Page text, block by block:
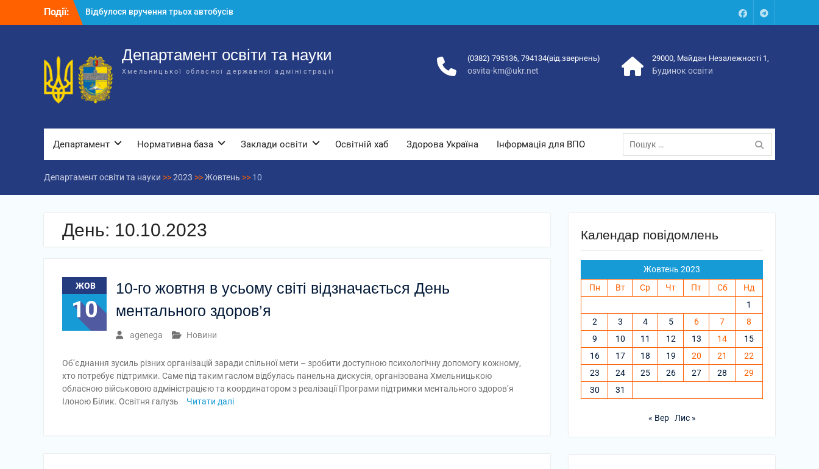
Події:
Відбулося вручення трьох автобусів
для потреб закладів освіти
Департаменту освіти та науки обласної
державної адміністрації
Відбулась обласна нарада для
відповідальних за національно-
патріотичне виховання
FacebookTalegram
Департамент освіти та науки
Хмельницької обласної державної адміністрації
(0382) 795136, 794134(від.звернень)
osvita-km@ukr.net
29000, Майдан Незалежності 1,
Будинок освіти
Департамент Нормативна база Заклади освіти Освітній хаб Здорова Україна Інформація для ВПО
Пошук:
Департамент освіти та науки >>2023 >>Жовтень >> 10
День: 10.10.2023
ЖОВ
10
10-го жовтня в усьому світі відзначається День
ментального здоров’я
agenega Новини
Об’єднання зусиль різних організацій заради спільної мети – зробити доступною психологічну допомогу кожному,
хто потребує підтримки. Саме під таким гаслом відбулась панельна дискусія, організована Хмельницькою
обласною військовою адміністрацією та координатором з реалізації Програми підтримки ментального здоров’я
Ілоною Білик. Освітня галузь
Читати далі
Календар повідомлень
Жовтень 2023
Пн
Вт Ср Чт Пт Сб
Нд
1
2
3 4 5 6 7
8
9
10 11 12 13 14
15
16
17 18 19 20 21
22
23
24 25 26 27 28
29
30
31
« Вер Лис »